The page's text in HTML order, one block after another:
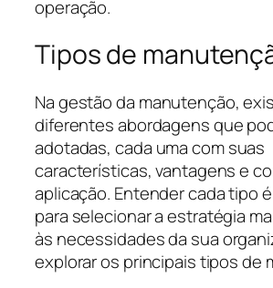
operação.
Tipos de
Na gestão da manutenção,
diferentes abordagens que
adotadas, cada uma com suas
características, vantagens e
aplicação. Entender cada tipo
para selecionar a estratégia
às necessidades da sua
explorar os principais tipos de